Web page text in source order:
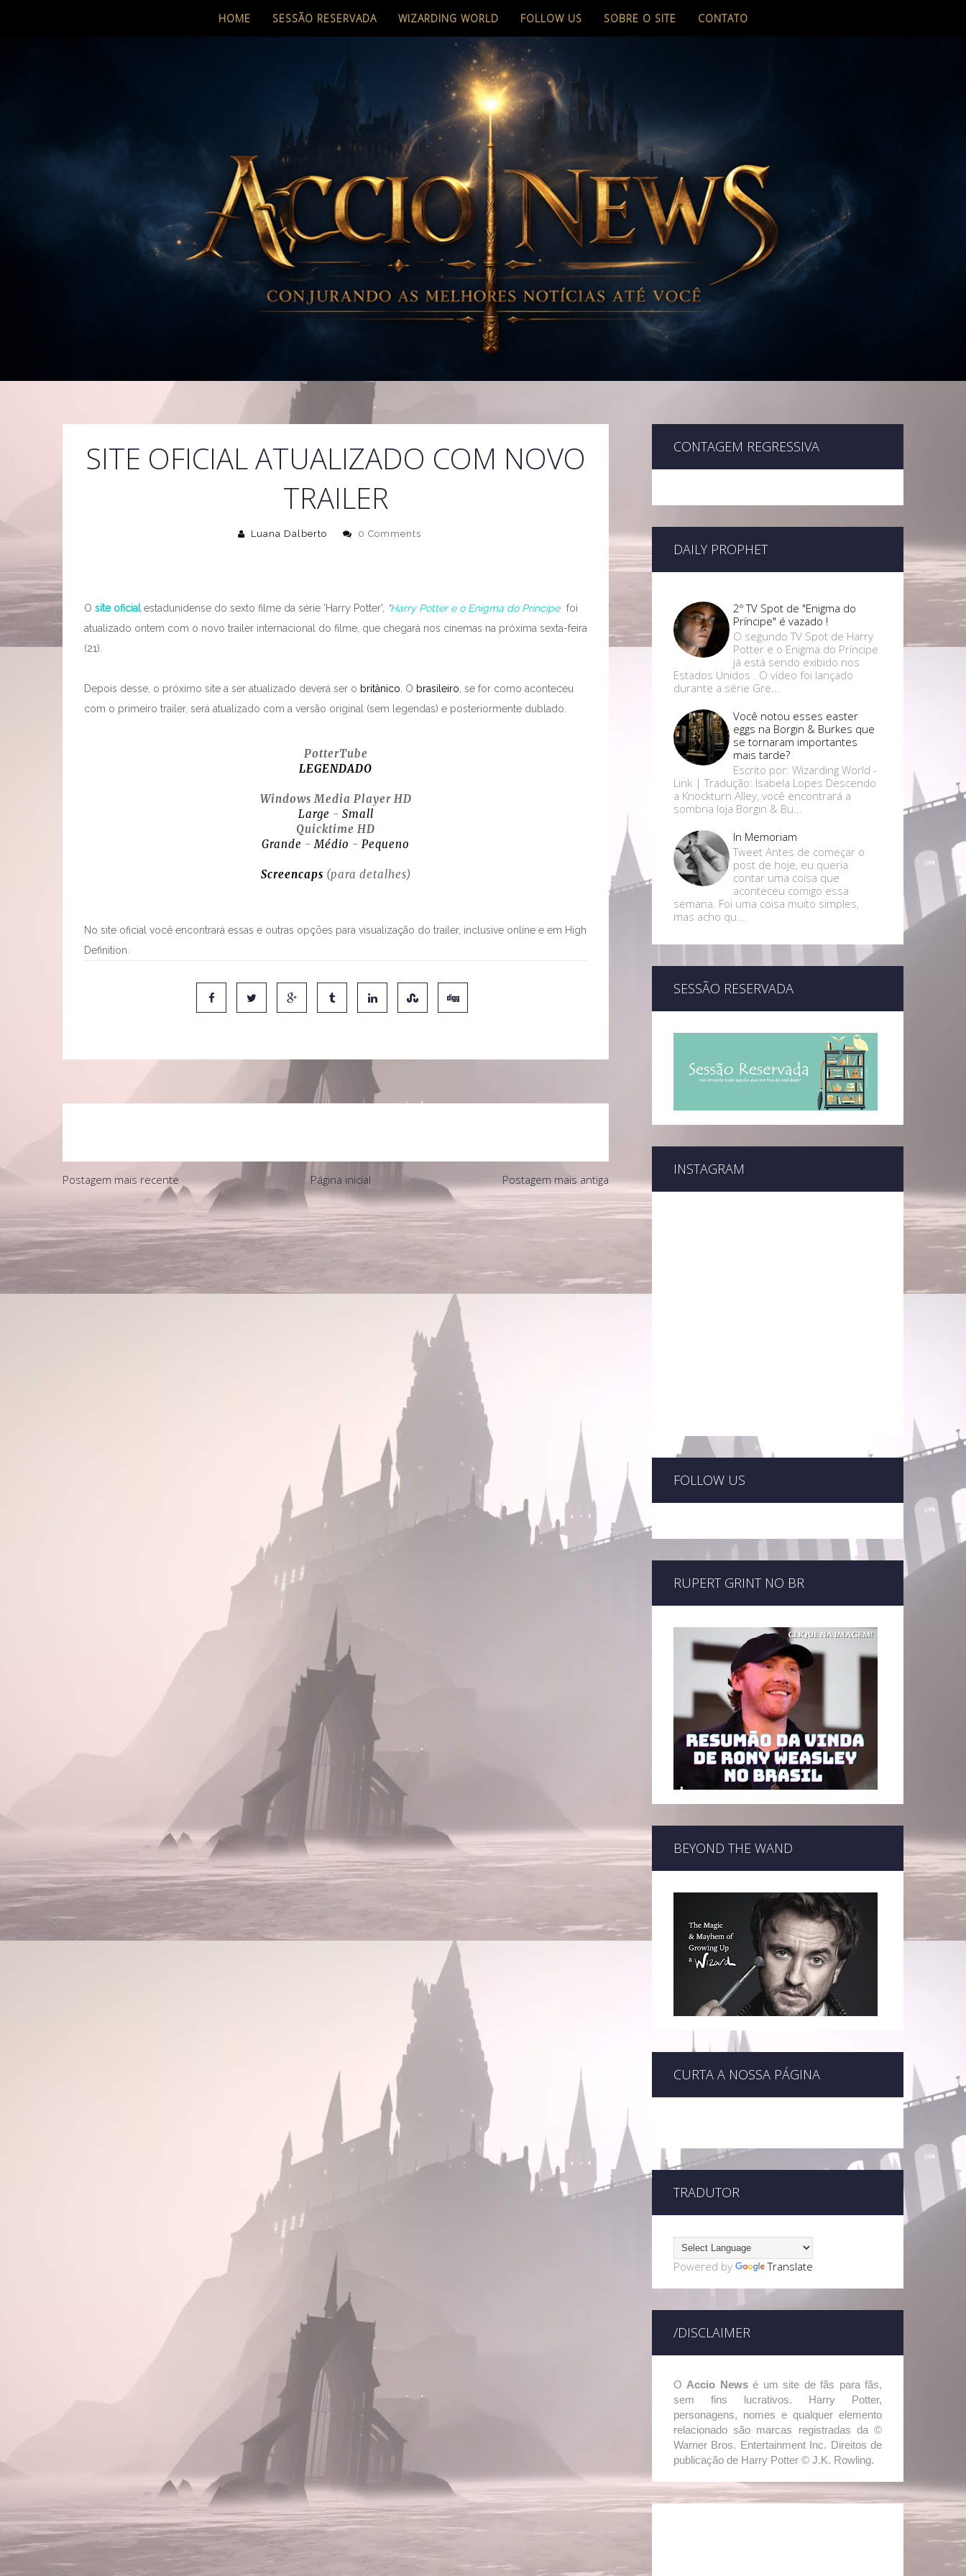
HOME SESSÃO RESERVADA WIZARDING WORLD FOLLOW US SOBRE O SITE CONTATO
SITE OFICIAL ATUALIZADO COM NOVO
TRAILER
Luana Dalberto 0 Comments
O site oficialestadunidense do sexto filme da série 'Harry Potter', "Harry Potter e o Enigma do Príncipe foi
atualizado ontem com o novo trailer internacional do filme, que chegará nos cinemas na próxima sexta-feira
(21).
Depois desse, o próximo site a ser atualizado deverá ser o britânico . O brasileiro , se for como aconteceu
com o primeiro trailer, será atualizado com a versão original (sem legendas) e posteriormente dublado.
PotterTube
LEGENDADO
Windows Media Player HD
Large - Small
Quicktime HD
Grande -Médio - Pequeno
Screencaps (para detalhes)
No site oficial você encontrará essas e outras opções para visualização do trailer, inclusive online e em High
Definition.
Postagem mais recente Postagem mais antiga
Página inicial
CONTAGEM REGRESSIVA
DAILY PROPHET
2º TV Spot de "Enigma do
Príncipe" é vazado !
O segundo TV Spot de Harry
Potter e o Enigma do Príncipe
já está sendo exibido nos
Estados Unidos . O vídeo foi lançado
durante a série Gre...
Você notou esses easter
eggs na Borgin & Burkes que
se tornaram importantes
mais tarde?
Escrito por: Wizarding World -
Link | Tradução: Isabela Lopes Descendo
a Knockturn Alley, você encontrará a
sombria loja Borgin & Bu...
In Memoriam
Tweet Antes de começar o
post de hoje, eu queria
contar uma coisa que
aconteceu comigo essa
semana. Foi uma coisa muito simples,
mas acho qu...
SESSÃO RESERVADA
INSTAGRAM
FOLLOW US
RUPERT GRINT NO BR
BEYOND THE WAND
CURTA A NOSSA PÁGINA
TRADUTOR
Powered by Translate
/DISCLAIMER
O Accio Newsé um site de fãs para fãs,
sem fins lucrativos. Harry Potter,
personagens, nomes e qualquer elemento
relacionado são marcas registradas da ©
Warner Bros. Entertainment Inc. Direitos de
publicação de Harry Potter © J.K. Rowling.